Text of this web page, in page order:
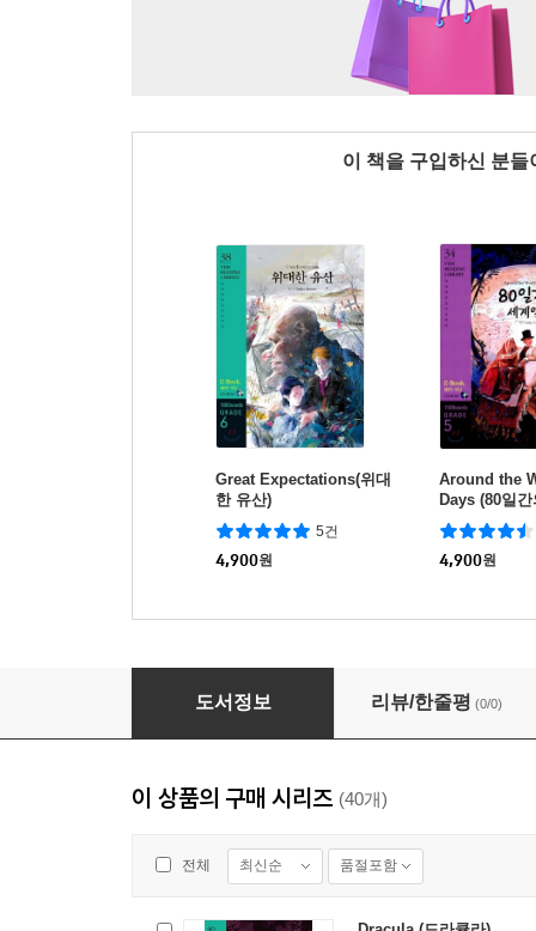
이 책을 구입하신 분
Great Expectations(위대
한 유산)
5건
4,900원
Around the
Days (80일
4,900원
Dracula (드라큘라)
도서정보 리뷰/한줄평 (0/0)
이 상품의 구매 시리즈 (40개)
전체 최신순 품절포함